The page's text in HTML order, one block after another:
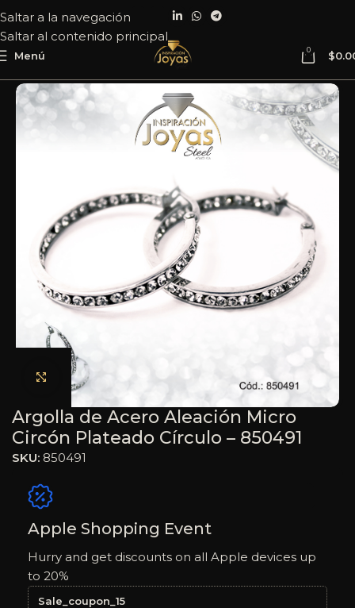
Saltar a la navegación
Saltar al contenido principal
Menú 0 $
Haga clic para ampliar
Argolla de Acero Aleación Micro
Circón Plateado Círculo – 850491
SKU: 850491
Apple Shopping Event
Hurry and get discounts on all Apple devices up
to 20%
Sale_coupon_15